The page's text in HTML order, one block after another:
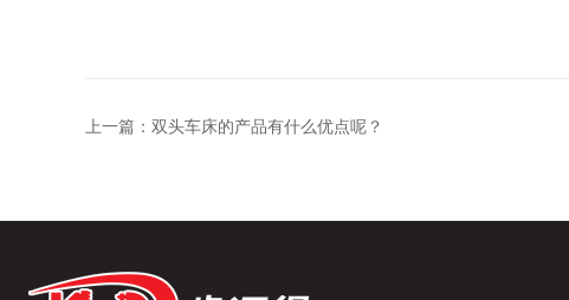
上一篇： 双头车床的产品有什么优点呢？